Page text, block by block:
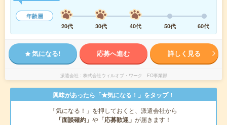
年齢層
20代
30代 40代 50代 60代
気になる! 応募へ進む 詳しく見る
派遣会社 株式会社ウィルオブ・ワーク FO事業部
興味があったら「★気になる！」をタップ！
「気になる！」を押しておくと、派遣会社から
「面談確約」 や 「応募歓迎」 が届きます！